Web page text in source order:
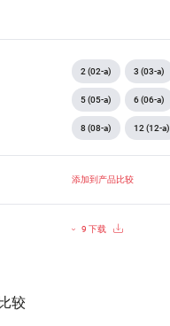
2 (02-a) 3 (03-a)
5 (05-a) 6 (06-a)
8 (08-a) 12 (12-a)
添加到产品比较
9 下载
较